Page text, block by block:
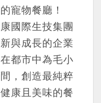
寵物餐廳！
國際生技集團
與成長的企業
都市中為毛小
，創造最純粹
康且美味的餐